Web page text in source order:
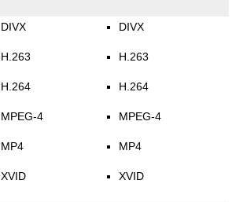
DIVX
H.263
H.264
MPEG-4
MP4
XVID
DIVX
H.263
H.264
MPEG-4
MP4
XVID